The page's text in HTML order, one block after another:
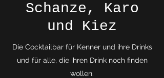
Schanze, Karo
und Kiez
Die Cocktailbar für Kenner und ihre Drinks
und für alle, die ihren Drink noch finden
wollen.